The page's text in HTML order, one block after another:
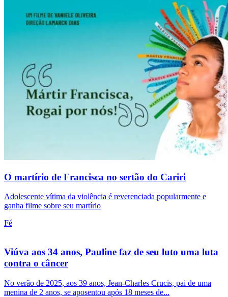
O martírio de Francisca no sertão do Cariri
Adolescente vítima da violência é reverenciada popularmente e
ganha filme sobre seu martírio
Fé
Viúva aos 34 anos, Pauline faz de seu luto uma luta
contra o câncer
No verão de 2025, aos 39 anos, Jean-Charles Crucis, pai de uma
menina de 2 anos, se aposentou após 18 meses de...